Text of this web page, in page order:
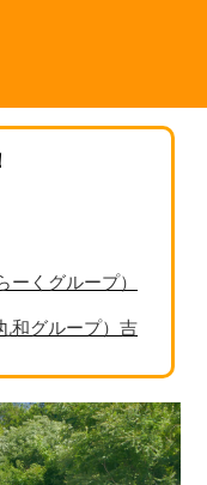
くグループ）
和グループ）吉